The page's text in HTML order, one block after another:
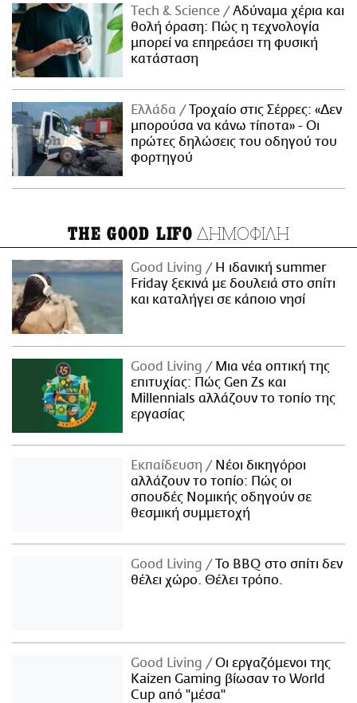
Τech & Science
Αδύναμα χέρια και
θολή όραση: Πώς η τεχνολογία
μπορεί να επηρεάσει τη φυσική
κατάσταση
Ελλάδα
Τροχαίο στις Σέρρες: «Δεν
μπορούσα να κάνω τίποτα» - Οι
πρώτες δηλώσεις του οδηγού του
φορτηγού
THE GOOD LIFO ΔΗΜΟΦΙΛΗ
Good Living
Η ιδανική summer
Friday ξεκινά με δουλειά στο σπίτι
και καταλήγει σε κάποιο νησί
Good Living
Μια νέα οπτική της
επιτυχίας: Πώς Gen Zs και
Millennials αλλάζουν το τοπίο της
εργασίας
Εκπαίδευση
Νέοι δικηγόροι
αλλάζουν το τοπίο: Πώς οι
σπουδές Νομικής οδηγούν σε
θεσμική συμμετοχή
Good Living
Το BBQ στο σπίτι δεν
θέλει χώρο. Θέλει τρόπο.
Good Living
Οι εργαζόμενοι της
Kaizen Gaming βίωσαν το World
Cup από "μέσα"